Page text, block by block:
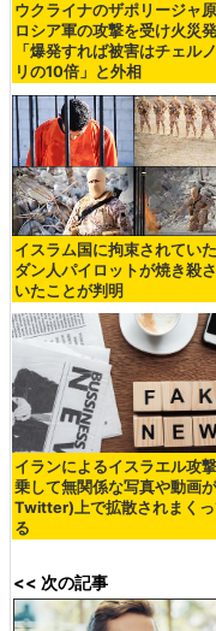
ウクライナのザポリージャ
ロシア軍の攻撃を受け火災発
「爆発すれば被害はチェル
リの10倍」と外相
イスラム国に拘束されてい
ダン人パイロットが焼き殺
いたことが判明
イランによるイスラエル攻
乗して無関係な写真や動画
Twitter)上で拡散されまく
る
<< 次の記事